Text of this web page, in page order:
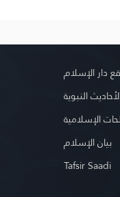
دار الإسلام
النبوية
الإسلامية
بيان الإسلام
Tafsir Saadi